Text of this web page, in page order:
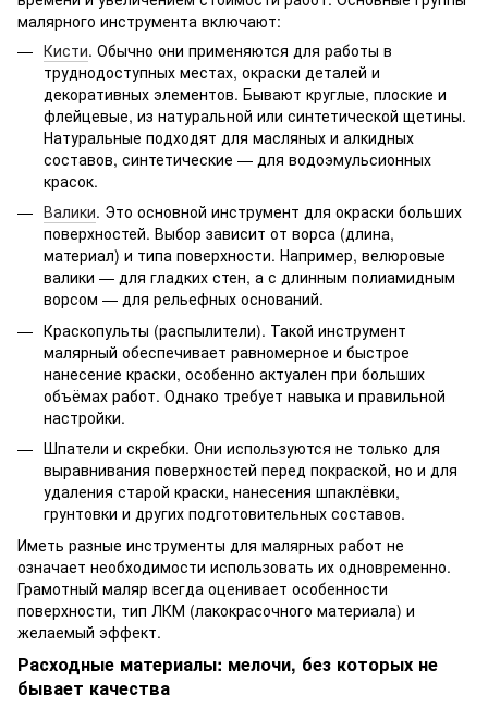
малярного инструмента включают:
Кисти. Обычно они применяются для работы в
труднодоступных местах, окраски деталей и
декоративных элементов. Бывают круглые, плоские и
флейцевые, из натуральной или синтетической щетины.
Натуральные подходят для масляных и алкидных
составов, синтетические — для водоэмульсионных
красок.
Валики. Это основной инструмент для окраски больших
поверхностей. Выбор зависит от ворса (длина,
материал) и типа поверхности. Например, велюровые
валики — для гладких стен, а с длинным полиамидным
ворсом — для рельефных оснований.
Краскопульты (распылители). Такой инструмент
малярный обеспечивает равномерное и быстрое
нанесение краски, особенно актуален при больших
объёмах работ. Однако требует навыка и правильной
настройки.
Шпатели и скребки. Они используются не только для
выравнивания поверхностей перед покраской, но и для
удаления старой краски, нанесения шпаклёвки,
грунтовки и других подготовительных составов.
Иметь разные инструменты для малярных работ не
означает необходимости использовать их одновременно.
Грамотный маляр всегда оценивает особенности
поверхности, тип ЛКМ (лакокрасочного материала) и
желаемый эффект.
Расходные материалы: мелочи, без которых не
бывает качества